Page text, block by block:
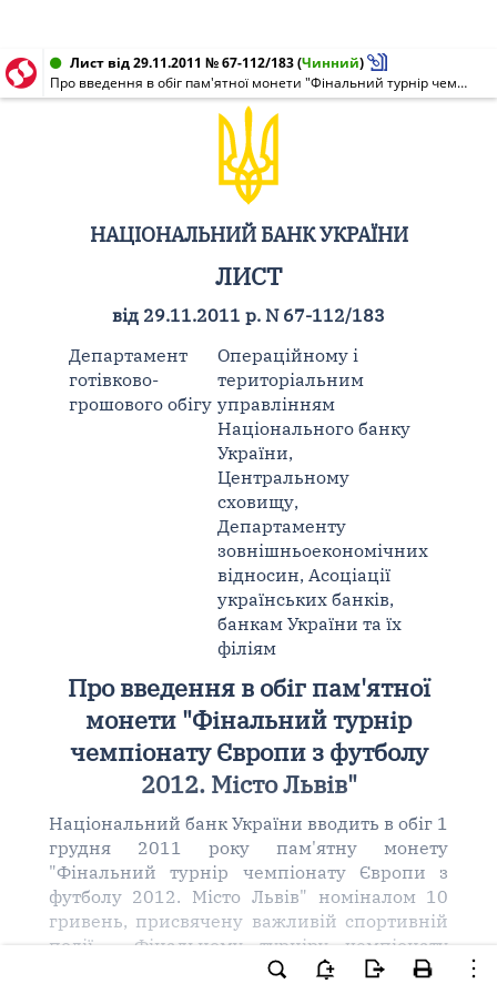
Лист від 29.11.2011 № 67-112/183(Чинний)
Про введення в обіг пам'ятної монети "Фінальний турнір чемпіонату Європи з футболу 2012. Місто Львів"
НАЦІОНАЛЬНИЙ БАНК УКРАЇНИ
ЛИСТ
від 29.11.2011 р. N 67-112/183
Департамент
готівково-
грошового обігу
Операційному і
територіальним
управлінням
Національного банку
України,
Центральному
сховищу,
Департаменту
зовнішньоекономічних
відносин, Асоціації
українських банків,
банкам України та їх
філіям
Про введення в обіг пам'ятної
монети "Фінальний турнір
чемпіонату Європи з футболу
2012. Місто Львів"
Національний банк України вводить в обіг 1
грудня 2011 року пам'ятну монету
"Фінальний турнір чемпіонату Європи з
футболу 2012. Місто Львів" номіналом 10
гривень, присвячену важливій спортивній
події - Фінальному турніру чемпіонату
Європи з футболу 2012, окремі фінальні